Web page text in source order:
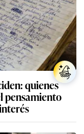
quienes
pensamiento